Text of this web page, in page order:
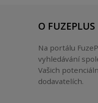
O FUZEPLUS
Na portálu
vyhledávání
Vašich
dodavatelích.